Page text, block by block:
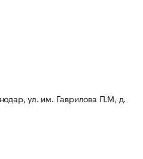
ул. им. Гаврилова П.М, д.